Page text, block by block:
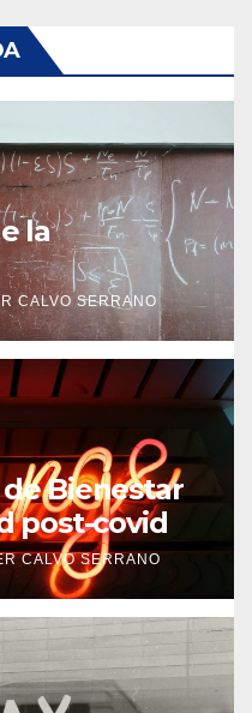
la
CALVO SERRANO
Bienestar
post-covid
CALVO SERRANO